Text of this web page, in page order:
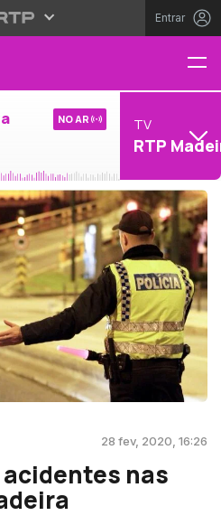
Entrar
NO AR TV
RTP
28 fev, 2020, 16:26
acidentes nas